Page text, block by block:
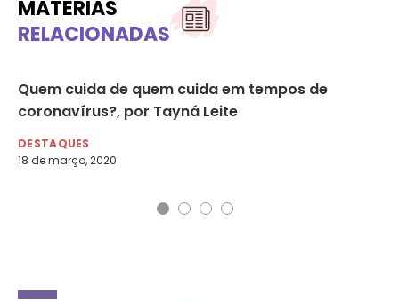
MATÉRIAS
RELACIONADAS
Quem cuida de quem cuida em tempos de
coronavírus?, por Tayná Leite
DESTAQUES
18 de março, 2020